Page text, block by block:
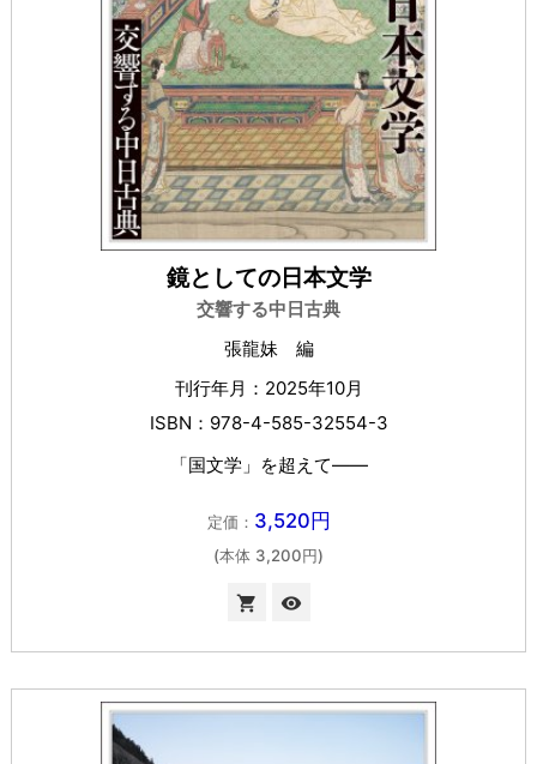
鏡としての日本文学
交響する中日古典
張龍妹 編
刊行年月：2025年10月
ISBN：978-4-585-32554-3
「国文学」を超えて――
定価： 3,520円
(本体 3,200円)
 visibility